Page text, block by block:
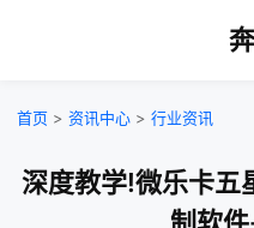
首页 > 资讯中心 > 行业资讯
深度教学!微乐卡五